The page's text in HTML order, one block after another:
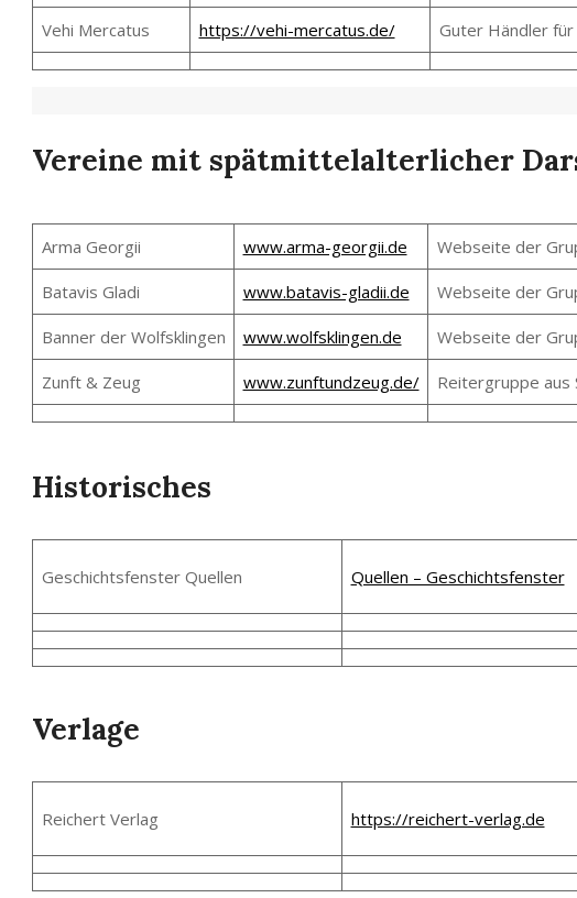
Vehi Mercatus https://vehi-mercatus.de/ Guter Händler
Vereine mit spätmittelalterlicher
Arma Georgii www.arma-georgii.de Webseite der
Batavis Gladi www.batavis-gladii.de Webseite der
Banner der Wolfsklingen www.wolfsklingen.de Webseite der
Zunft & Zeug www.zunftundzeug.de/ Reitergruppe aus
Historisches
Geschichtsfenster Quellen Quellen – Geschichtsfenster
Verlage
Reichert Verlag https://reichert-verlag.de